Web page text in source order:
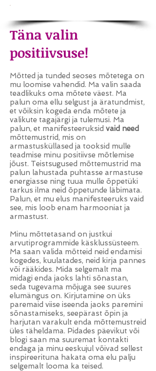
Täna valin
positiivsuse!
Mõtted ja tunded seoses mõtetega on
mu loomise vahendid. Ma valin saada
teadlikuks oma mõtete väest. Ma
palun oma ellu selgust ja äratundmist,
et võiksin kogeda enda mõtete ja
valikute tagajärgi ja tulemusi. Ma
palun, et manifesteeruksid vaid need
mõttemustrid, mis on
armastusküllased ja tooksid mulle
teadmise minu positiivse mõtlemise
jõust. Teistsugused mõttemustrid ma
palun lahustada puhtasse armastuse
energiasse ning tuua mulle õppetüki
tarkus ilma neid õppetunde läbimata.
Palun, et mu elus manifesteeruks vaid
see, mis loob enam harmooniat ja
armastust.
Minu mõttetasand on justkui
arvutiprogrammide käsklussüsteem.
Ma saan valida mõtteid neid endamisi
kogedes, kuulatades, neid kirja pannes
või rääkides. Mida selgemalt ma
midagi enda jaoks lahti sõnastan,
seda tugevama mõjuga see suures
elumängus on. Kirjutamine on üks
paremaid viise iseenda jaoks paremini
sõnastamiseks, seepärast õpin ja
harjutan varakult enda mõttemustreid
üles täheldama. Pidades päevikut või
blogi saan ma suuremat kontakti
endaga ja minu eeskujul võivad sellest
inspireerituna hakata oma elu palju
selgemalt looma ka teised.